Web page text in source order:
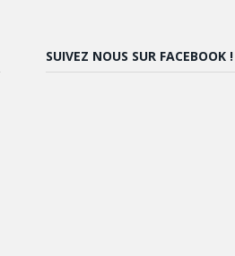
SUIVEZ NOUS SUR FACEBOOK !